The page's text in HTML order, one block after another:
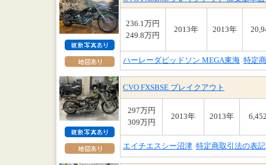
236.1万円
249.8万円
2013年 2013年
ハーレーダビッドソン MEGA東海 特定
CVO FXSBSE ブレイクアウト
297万円
309万円
2013年 2013年
エイチエスシー沼津 特定商取引法の表記